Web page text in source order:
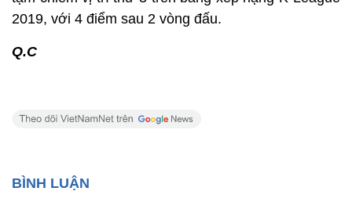
2019, với 4 điểm sau 2 vòng đấu.
Q.C